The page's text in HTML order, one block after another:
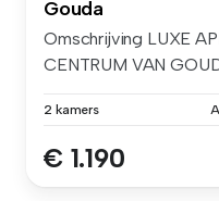
Gouda
Omschrijving LUXE
CENTRUM VAN
2 kamers
€ 1.190